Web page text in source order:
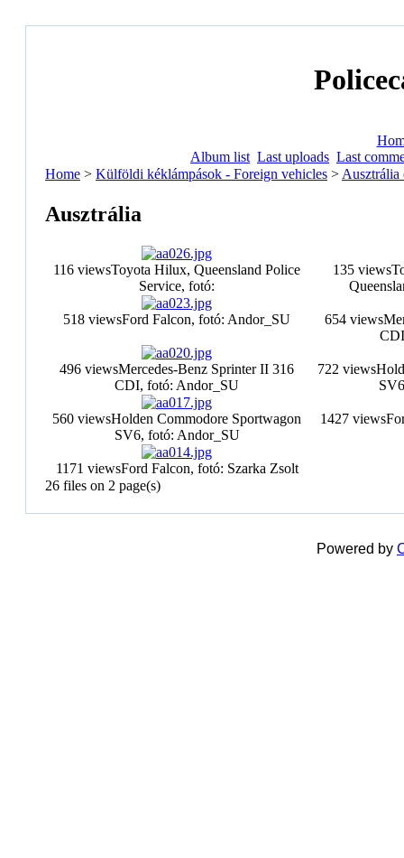
Album list Last uploads Last
Home > Külföldi kéklámpások - Foreign vehicles > Ausztrália
Ausztrália
116 viewsToyota Hilux, Queensland Police
Service, fotó:
135 views
518 viewsFord Falcon, fotó: Andor_SU 654 views
496 viewsMercedes-Benz Sprinter II 316
CDI, fotó: Andor_SU
722 views
560 viewsHolden Commodore Sportwagon
SV6, fotó: Andor_SU
1427 views
1171 viewsFord Falcon, fotó: Szarka Zsolt
26 files on 2 page(s)
Powered by